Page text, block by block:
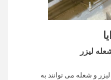
و شعله می توانند به